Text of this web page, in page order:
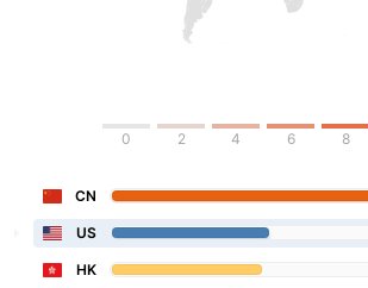
0 2 4 6 8
CN
US
HK